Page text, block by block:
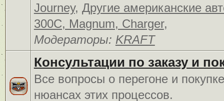
Journey, Другие американские
300C, Magnum, Charger,
Модераторы: KRAFT
Консультации по заказу и
Все вопросы о перегоне и
нюансах этих процессов.